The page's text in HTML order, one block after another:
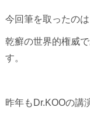
今回筆を取ったのは
乾癬の世界的権威
す。
昨年もDr.KOOの講